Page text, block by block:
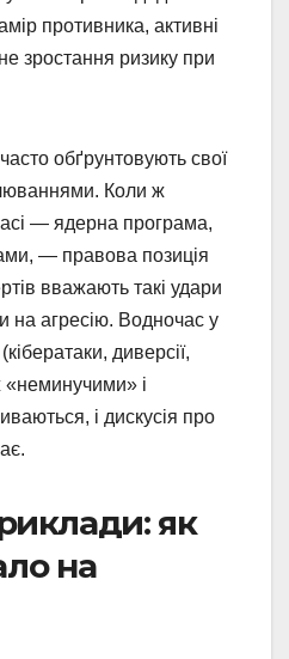
противника, активні
зростання ризику при
обґрунтовують свої
Коли ж
— ядерна програма,
— правова позиція
вважають такі удари
на агресію. Водночас у
диверсії,
і
і дискусія про
як
на